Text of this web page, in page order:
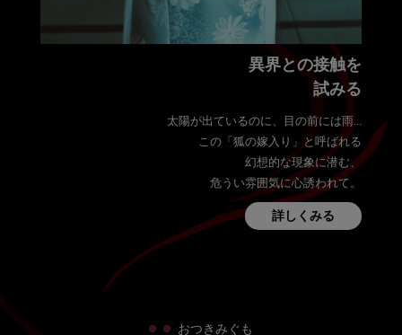
異界との接触を
試みる
太陽が出ているのに、目の前には雨...
この「狐の嫁入り」と呼ばれる
幻想的な現象に潜む、
危うい雰囲気に心誘われて。
詳しくみる
・ ・ おつきみぐも